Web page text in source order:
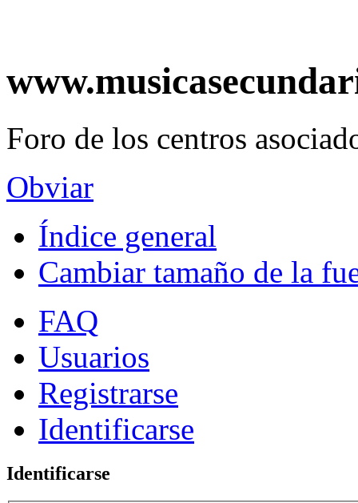
Foro de los centros
Obviar
Índice general
Cambiar tamaño de la
FAQ
Usuarios
Registrarse
Identificarse
Identificarse